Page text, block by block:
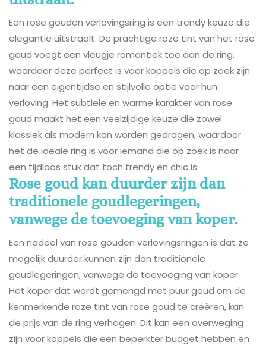
Een rose gouden verlovingsring is een trendy keuze die
elegantie uitstraalt. De prachtige roze tint van het rose
goud voegt een vleugje romantiek toe aan de ring,
waardoor deze perfect is voor koppels die op zoek zijn
naar een eigentijdse en stijlvolle optie voor hun
verloving. Het subtiele en warme karakter van rose
goud maakt het een veelzijdige keuze die zowel
klassiek als modern kan worden gedragen, waardoor
het de ideale ring is voor iemand die op zoek is naar
een tijdloos stuk dat toch trendy en chic is.
Rose goud kan duurder zijn dan
traditionele goudlegeringen,
vanwege de toevoeging van koper.
Een nadeel van rose gouden verlovingsringen is dat ze
mogelijk duurder kunnen zijn dan traditionele
goudlegeringen, vanwege de toevoeging van koper.
Het koper dat wordt gemengd met puur goud om de
kenmerkende roze tint van rose goud te creëren, kan
de prijs van de ring verhogen. Dit kan een overweging
zijn voor koppels die een beperkter budget hebben en